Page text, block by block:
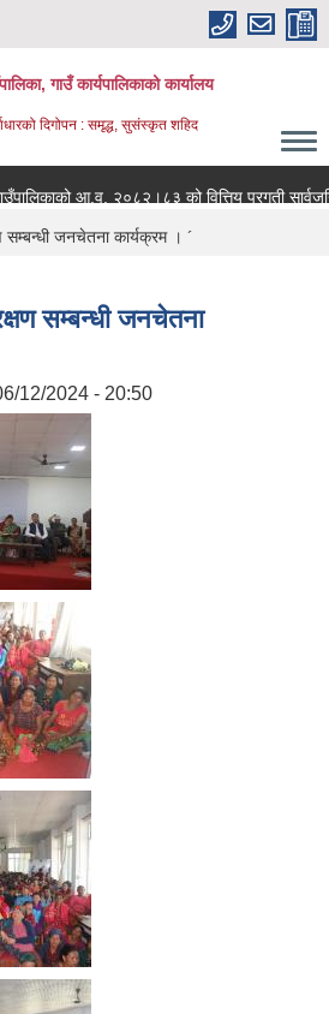
गाउँ कार्यपालिकाको कार्यालय
दिगोपन : समृद्ध, सुसंस्कृत शहिद
आ.व. २०८२।८३ को वित्तिय प्रगती सार्वजनिक
जनचेतना कार्यक्रम । ´
सम्बन्धी जनचेतना
12/2024 - 20:50